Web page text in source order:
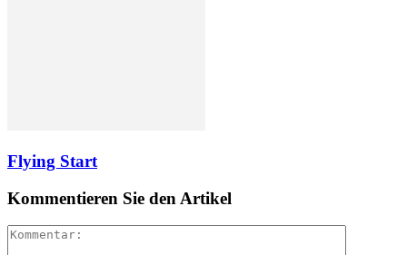
Flying Start
Kommentieren Sie den Artikel